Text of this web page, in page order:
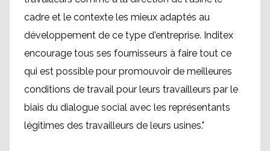
cadre et le contexte les mieux adaptés au
développement de ce type d'entreprise. Inditex
encourage tous ses fournisseurs à faire tout ce
qui est possible pour promouvoir de meilleures
conditions de travail pour leurs travailleurs par le
biais du dialogue social avec les représentants
légitimes des travailleurs de leurs usines."